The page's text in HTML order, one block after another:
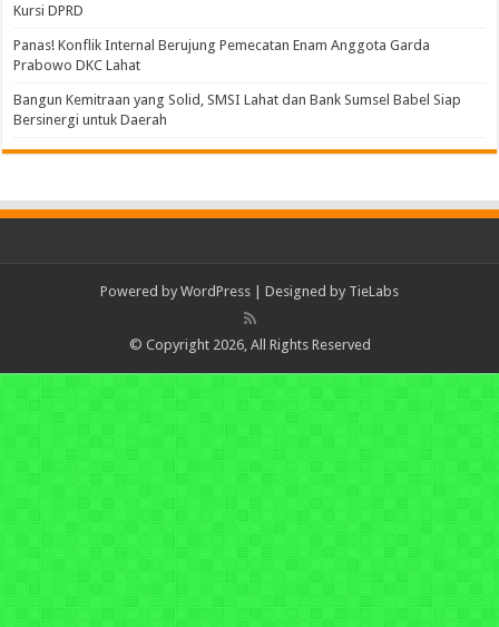
Kursi DPRD
Panas! Konflik Internal Berujung Pemecatan Enam Anggota Garda
Prabowo DKC Lahat
Bangun Kemitraan yang Solid, SMSI Lahat dan Bank Sumsel Babel Siap
Bersinergi untuk Daerah
Powered by WordPress | Designed by TieLabs
© Copyright 2026, All Rights Reserved